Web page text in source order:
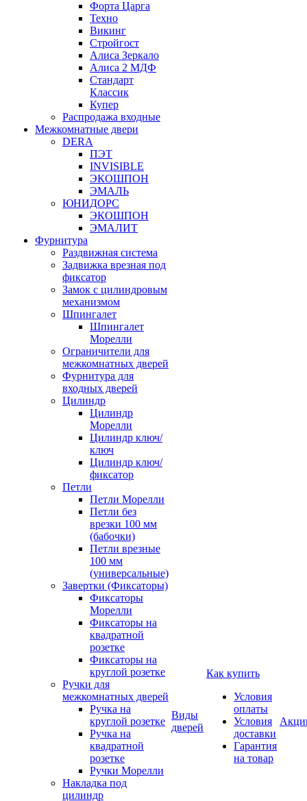
Форта Царга
Техно
Викинг
Стройгост
Алиса Зеркало
Алиса 2 МДФ
Стандарт
Классик
Купер
Распродажа входные
Межкомнатные двери
DERA
ПЭТ
INVISIBLE
ЭКОШПОН
ЭМАЛЬ
ЮНИДОРС
ЭКОШПОН
ЭМАЛИТ
Фурнитура
Раздвижная система
Задвижка врезная под
фиксатор
Замок с цилиндровым
механизмом
Шпингалет
Шпингалет
Морелли
Ограничители для
межкомнатных дверей
Фурнитура для
входных дверей
Цилиндр
Цилиндр
Морелли
Цилиндр ключ/
ключ
Цилиндр ключ/
фиксатор
Петли
Петли Морелли
Петли без
врезки 100 мм
(бабочки)
Петли врезные
100 мм
(универсальные)
Завертки (Фиксаторы)
Фиксаторы
Морелли
Фиксаторы на
квадратной
розетке
Фиксаторы на
круглой розетке
Ручки для
межкомнатных дверей
Ручка на
круглой розетке
Ручка на
квадратной
розетке
Ручки Морелли
Накладка под
цилиндр
Виды
дверей
Как купить
Условия
оплаты
Условия
доставки
Гарантия
на товар